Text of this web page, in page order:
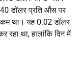
डॉलर प्रति औंस पर
था। यह 0.02 डॉलर
रहा था, हालांकि दिन में